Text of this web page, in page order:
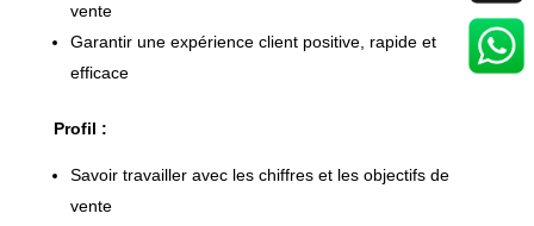
vente
Garantir une expérience client positive, rapide et
efficace
Profil :
Savoir travailler avec les chiffres et les objectifs de
vente